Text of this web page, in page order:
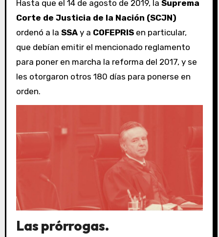
Hasta que el 14 de agosto de 2019, la Suprema
Corte de Justicia de la Nación (SCJN)
ordenó a la SSAy a COFEPRIS en particular,
que debían emitir el mencionado reglamento
para poner en marcha la reforma del 2017, y se
les otorgaron otros 180 días para ponerse en
orden.
Las prórrogas.